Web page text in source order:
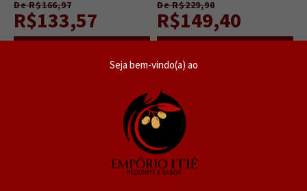
Seja bem-vindo(a) ao
De R$166,97
R$133,57
De R$229,90
R$149,40
35%
OFF